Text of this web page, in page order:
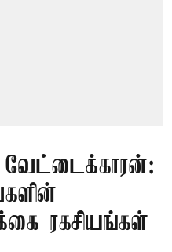
ரகசியங்கள்